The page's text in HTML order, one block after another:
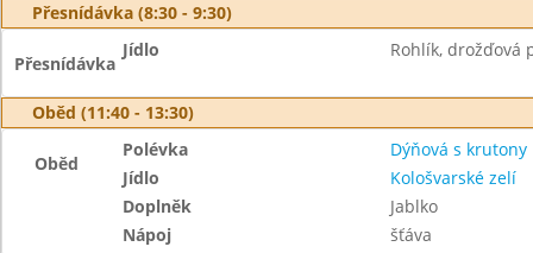
Přesnídávka (8:30 - 9:30)
Přesnídávka
Jídlo Rohlík, drožďová
Oběd (11:40 - 13:30)
Oběd
Polévka
Dýňová s krutony
Jídlo
Kološvarské zelí
Doplněk
Jablko
Nápoj
šťáva